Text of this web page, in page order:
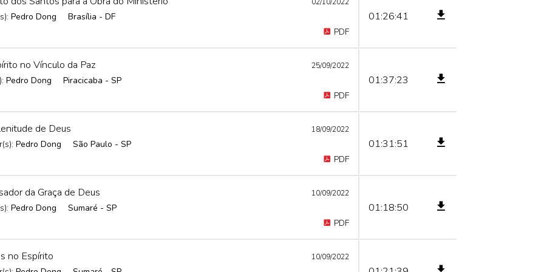
Pedro Dong
Brasília - DF
PDF
01:26:41
no Vínculo da Paz 25/09/2022
Pedro Dong
Piracicaba - SP
PDF
01:37:23
de Deus 18/09/2022
Pedro Dong
São Paulo - SP
PDF
01:31:51
da Graça de Deus 10/09/2022
Pedro Dong
Sumaré - SP
PDF
01:18:50
no Espírito 10/09/2022